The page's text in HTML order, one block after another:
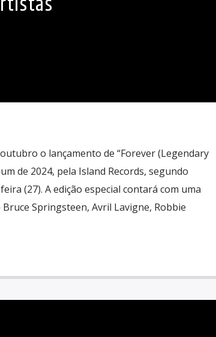
o lançamento de “Forever (Legendary
de 2024, pela Island Records, segundo
(27). A edição especial contará com uma
Springsteen, Avril Lavigne, Robbie